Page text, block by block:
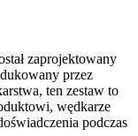
zaprojektowany
przez
ten zestaw to
wędkarze
podczas